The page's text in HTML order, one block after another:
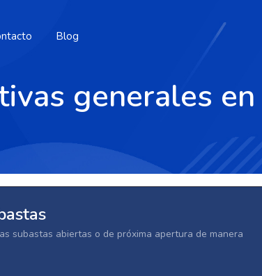
Blog
generales en
subastas abiertas o de próxima apertura de manera